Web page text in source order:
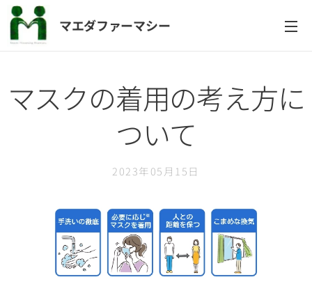
マエダファーマシー
マスクの着用の考え方に
ついて
2023年05月15日